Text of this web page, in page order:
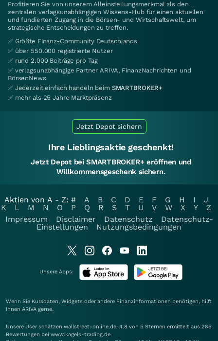
Profitieren Sie von unserem Alleinstellungsmerkmal als den
zentralen verlagsunabhängigen Wissens-Hub für einen aktuellen
und fundierten Zugang in die Börsen- und Wirtschaftswelt, um
strategische Entscheidungen zu treffen.
✅ Größte Finanz-Community Deutschlands
✅ über 550.000 registrierte Nutzer
✅ rund 2.000 Beiträge pro Tag
✅ verlagsunabhängige Partner ARIVA, FinanzNachrichten und
BörsenNews
✅ Jederzeit einfach handeln beim SMARTBROKER+
✅ mehr als 25 Jahre Marktpräsenz
Jetzt Depot sichern
Ihre Lieblingsaktie geschenkt!
Jetzt Depot bei SMARTBROKER+ eröffnen und
Willkommensgeschenk sichern.
Aktien von A - Z: # A B C D E F G H I
J
K
L M N O P Q R S T U V W X Y
Z
Impressum
Disclaimer Datenschutz
Datenschutz-
Einstellungen
Nutzungsbedingungen
Unsere Apps:
Wenn Sie Kursdaten, Widgets oder andere Finanzinformationen benötigen, hilft
Ihnen ARIVA gerne.
Unsere User schätzen wallstreet-online.de: 4.8 von 5 Sternen ermittelt aus 285
Bewertungen bei www.kagels-trading.de